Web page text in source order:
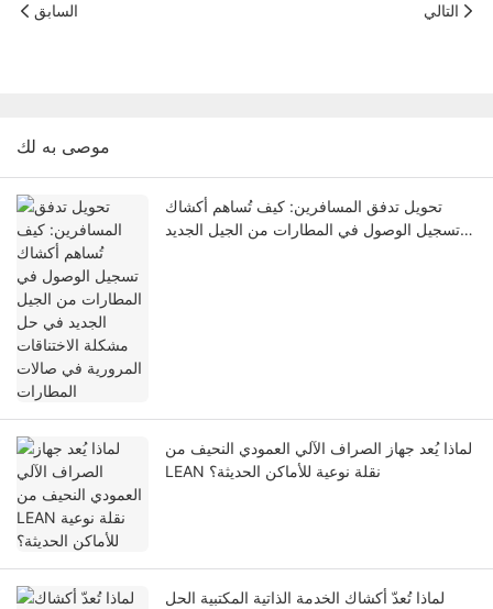
السابق التالي
موصى به لك
تحويل تدفق المسافرين: كيف تُساهم أكشاك
تسجيل الوصول في المطارات من الجيل الجديد
لماذا يُعد جهاز الصراف الآلي العمودي النحيف من
LEAN نقلة نوعية للأماكن الحديثة؟
لماذا تُعدّ أكشاك الخدمة الذاتية المكتبية الحل